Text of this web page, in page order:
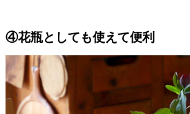
④花瓶としても使えて便利